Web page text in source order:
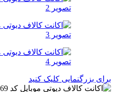
برای بزرگنمایی کلیک کنید